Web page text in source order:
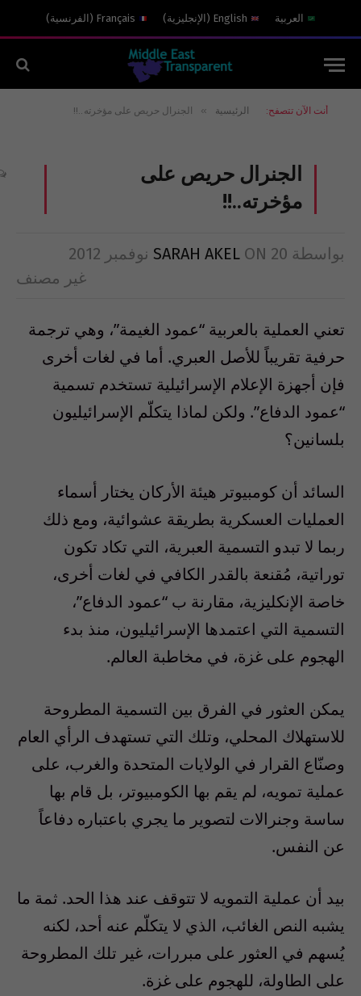
العربية English
( الإنجليزية)
Français
( الفرنسية)
أنت الآن تتصفح: الرئيسية » الجنرال حريص على مؤخرته..!!
الجنرال حريص على
مؤخرته..!!
بواسطة SARAH AKEL ON 20 نوفمبر 2012
غير مصنف
تعني العملية بالعربية “عمود الغيمة”، وهي ترجمة
حرفية تقريباً للأصل العبري. أما في لغات أخرى
فإن أجهزة الإعلام الإسرائيلية تستخدم تسمية
“عمود الدفاع”. ولكن لماذا يتكلّم الإسرائيليون
بلسانين؟
السائد أن كومبيوتر هيئة الأركان يختار أسماء
العمليات العسكرية بطريقة عشوائية، ومع ذلك
ربما لا تبدو التسمية العبرية، التي تكاد تكون
توراتية، مُقنعة بالقدر الكافي في لغات أخرى،
خاصة الإنكليزية، مقارنة ب “عمود الدفاع”،
التسمية التي اعتمدها الإسرائيليون، منذ بدء
الهجوم على غزة، في مخاطبة العالم.
يمكن العثور في الفرق بين التسمية المطروحة
للاستهلاك المحلي، وتلك التي تستهدف الرأي العام
وصنّاع القرار في الولايات المتحدة والغرب، على
عملية تمويه، لم يقم بها الكومبيوتر، بل قام بها
ساسة وجنرالات لتصوير ما يجري باعتباره دفاعاً
عن النفس.
بيد أن عملية التمويه لا تتوقف عند هذا الحد. ثمة ما
يشبه النص الغائب، الذي لا يتكلّم عنه أحد، لكنه
يُسهم في العثور على مبررات، غير تلك المطروحة
على الطاولة، للهجوم على غزة.